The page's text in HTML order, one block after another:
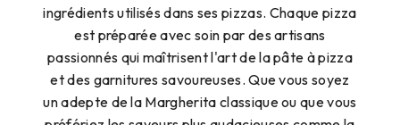
ingrédients utilisés dans ses pizzas. Chaque pizza
est préparée avec soin par des artisans
passionnés qui maîtrisent l'art de la pâte à pizza
et des garnitures savoureuses. Que vous soyez
un adepte de la Margherita classique ou que vous